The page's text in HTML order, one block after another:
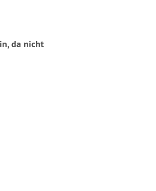
da nicht